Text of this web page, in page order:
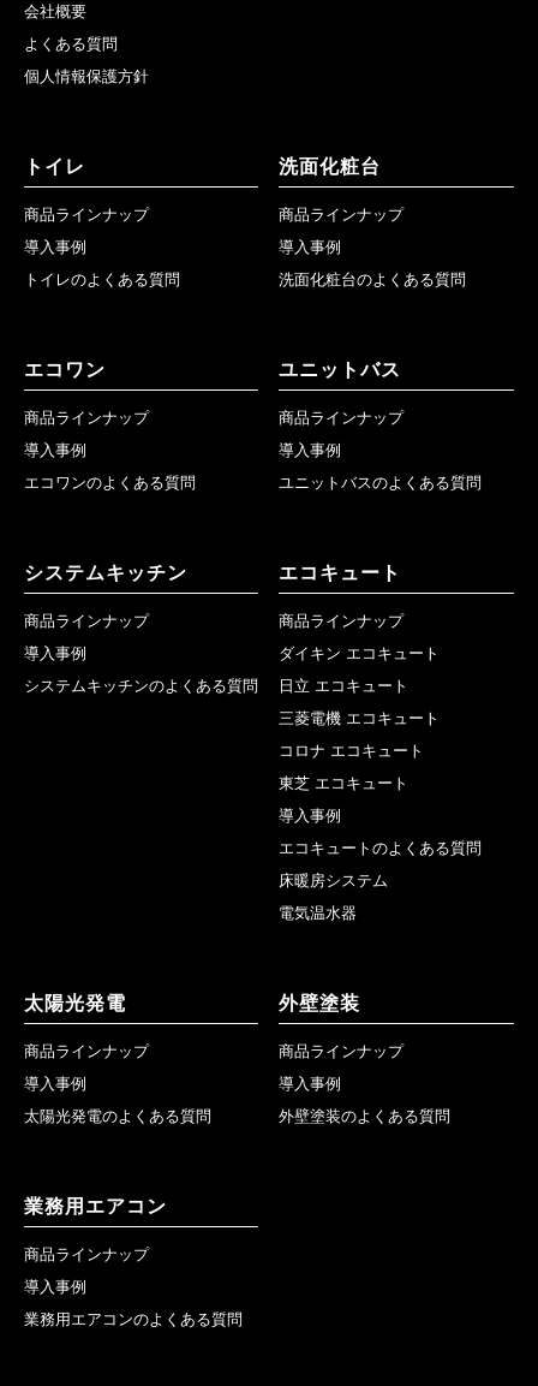
会社概要
よくある質問
個人情報保護方針
トイレ
商品ラインナップ
導入事例
トイレのよくある質問
洗面化粧台
商品ラインナップ
導入事例
洗面化粧台のよくある質問
エコワン
商品ラインナップ
導入事例
エコワンのよくある質問
ユニットバス
商品ラインナップ
導入事例
ユニットバスのよくある質問
システムキッチン
商品ラインナップ
導入事例
システムキッチンのよくある質問
エコキュート
商品ラインナップ
ダイキン エコキュート
日立 エコキュート
三菱電機 エコキュート
コロナ エコキュート
東芝 エコキュート
導入事例
エコキュートのよくある質問
床暖房システム
電気温水器
太陽光発電
商品ラインナップ
導入事例
太陽光発電のよくある質問
外壁塗装
商品ラインナップ
導入事例
外壁塗装のよくある質問
業務用エアコン
商品ラインナップ
導入事例
業務用エアコンのよくある質問